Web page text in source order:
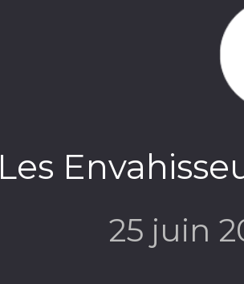
Les
25 juin